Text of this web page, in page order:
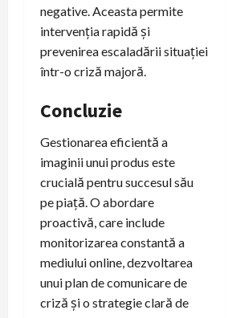
negative. Aceasta permite
intervenția rapidă și
prevenirea escaladării situației
într-o criză majoră.
Concluzie
Gestionarea eficientă a
imaginii unui produs este
crucială pentru succesul său
pe piață. O abordare
proactivă, care include
monitorizarea constantă a
mediului online, dezvoltarea
unui plan de comunicare de
criză și o strategie clară de